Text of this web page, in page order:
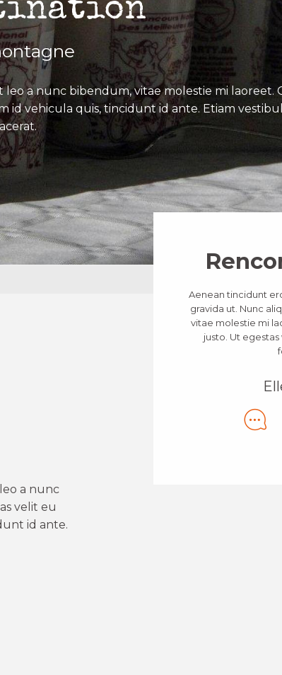
a nunc bibendum, vitae molestie mi laoreet.
vehicula quis, tincidunt id ante. Etiam
a nunc
velit eu
id ante.
Aenean tincidunt
gravida ut. Nunc
vitae molestie mi
justo. Ut